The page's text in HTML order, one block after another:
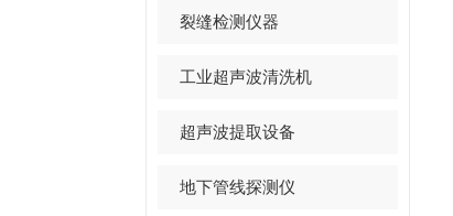
裂缝检测仪器
工业超声波清洗机
超声波提取设备
地下管线探测仪